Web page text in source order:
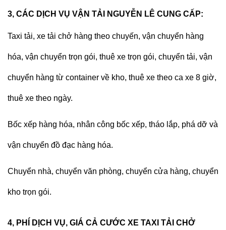
3, CÁC DỊCH VỤ VẬN TẢI NGUYỄN LÊ CUNG CẤP:
Taxi tải, xe tải chở hàng theo chuyến, vận chuyển hàng
hóa, vận chuyển trọn gói, thuê xe trọn gói, chuyển tải, vận
chuyển hàng từ container về kho, thuê xe theo ca xe 8 giờ,
thuê xe theo ngày.
Bốc xếp hàng hóa, nhân công bốc xếp, tháo lắp, phá dỡ và
vận chuyển đồ đạc hàng hóa.
Chuyển nhà, chuyển văn phòng, chuyển cửa hàng, chuyển
kho trọn gói.
4, PHÍ DỊCH VỤ, GIÁ CẢ CƯỚC XE TAXI TẢI CHỞ